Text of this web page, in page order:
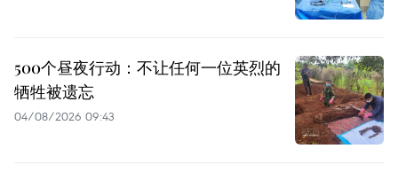
500个昼夜行动：不让任何一位英烈的
牺牲被遗忘
04/08/2026 09:43